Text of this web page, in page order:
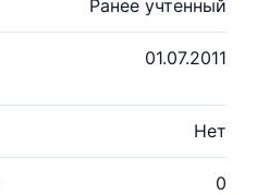
Ранее учтенный
01.07.2011
Нет
0